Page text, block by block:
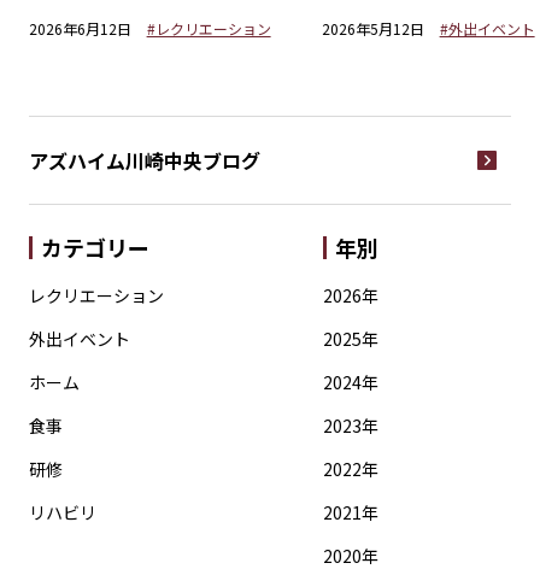
2026年6月12日 #レクリエーション 2026年5月12日 #外出イベント
アズハイム川崎中央ブログ
カテゴリー
レクリエーション
外出イベント
ホーム
食事
研修
リハビリ
年別
2026年
2025年
2024年
2023年
2022年
2021年
2020年